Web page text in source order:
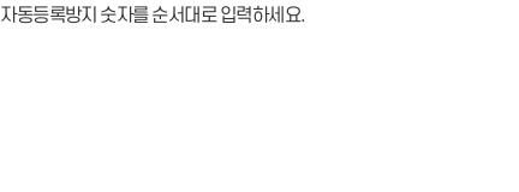
자동등록방지 숫자를 순서대로 입력하세요.